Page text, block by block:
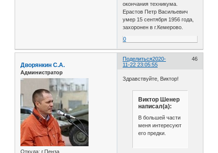
окончания техникума.
Ерастов Петр Васильевич
умер 15 сентября 1956 года,
захоронен в г.Кемерово.
0
Поделиться 46
2020-
11-22 23:05:55
Дворянкин С.А.
Администратор
Откуда: г.Пенза
Здравствуйте, Виктор!
Виктор Шенер
написал(а):
В большей части
меня интересуют
его предки.